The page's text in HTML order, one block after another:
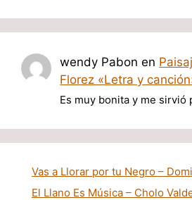
wendy Pabon en
Florez «Letra y
Es muy bonita y me sirvió
Vas a Llorar por tu Negro –
El Llano Es Música – Cholo